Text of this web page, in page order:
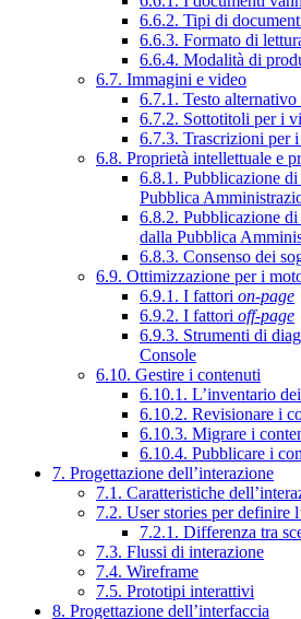
6.6.2. Tipi di
6.6.3. Formato di
6.6.4. Modalità di
6.7. Immagini e video
6.7.1. Testo
6.7.2. Sottotitoli per i
6.7.3. Trascrizioni per
6.8. Proprietà intellettuale e
6.8.1. Pubblicazione
Pubblica
6.8.2. Pubblicazione
dalla Pubblica
6.8.3. Consenso dei
6.9. Ottimizzazione per i
6.9.1. I fattori on-page
6.9.2. I fattori off-page
6.9.3. Strumenti di
Console
6.10. Gestire i contenuti
6.10.1. L’inventario
6.10.2. Revisionare i
6.10.3. Migrare i
6.10.4. Pubblicare i
7. Progettazione dell’interazione
7.1. Caratteristiche
7.2. User stories per definire
7.2.1. Differenza tra
7.3. Flussi di interazione
7.4. Wireframe
7.5. Prototipi interattivi
8. Progettazione dell’interfaccia